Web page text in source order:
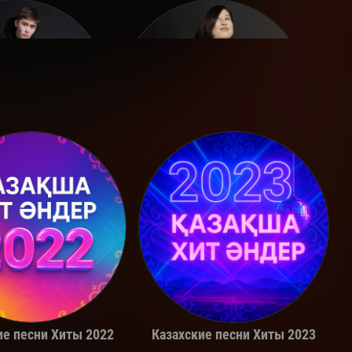
Adil Alina Gerc
песни Хиты 2022 Казахские песни Хиты 2023